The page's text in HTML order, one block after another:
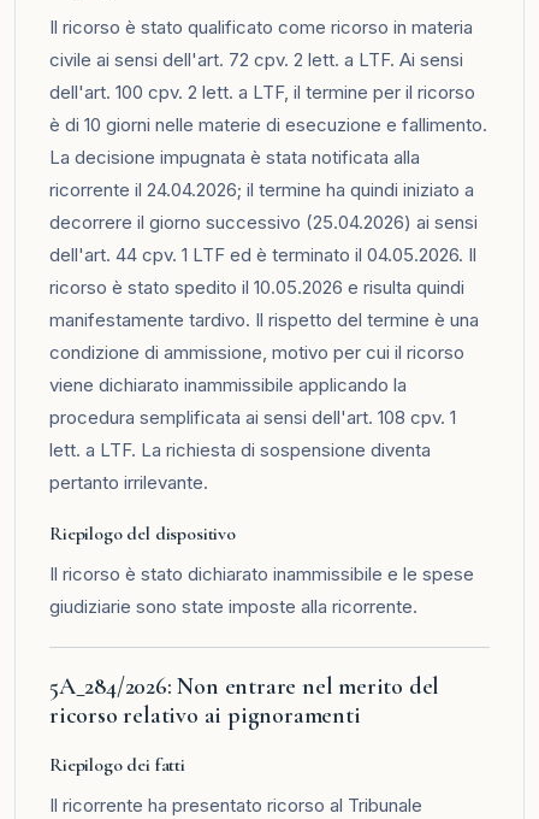
Il ricorso è stato qualificato come ricorso in materia
civile ai sensi dell'art. 72 cpv. 2 lett. a LTF. Ai sensi
dell'art. 100 cpv. 2 lett. a LTF, il termine per il ricorso
è di 10 giorni nelle materie di esecuzione e fallimento.
La decisione impugnata è stata notificata alla
ricorrente il 24.04.2026; il termine ha quindi iniziato a
decorrere il giorno successivo (25.04.2026) ai sensi
dell'art. 44 cpv. 1 LTF ed è terminato il 04.05.2026. Il
ricorso è stato spedito il 10.05.2026 e risulta quindi
manifestamente tardivo. Il rispetto del termine è una
condizione di ammissione, motivo per cui il ricorso
viene dichiarato inammissibile applicando la
procedura semplificata ai sensi dell'art. 108 cpv. 1
lett. a LTF. La richiesta di sospensione diventa
pertanto irrilevante.
Riepilogo del dispositivo
Il ricorso è stato dichiarato inammissibile e le spese
giudiziarie sono state imposte alla ricorrente.
5A_284/2026: Non entrare nel merito del
ricorso relativo ai pignoramenti
Riepilogo dei fatti
Il ricorrente ha presentato ricorso al Tribunale